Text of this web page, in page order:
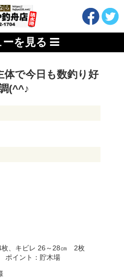
を見る
体で今日も数釣り好
(^^♪
、キビレ 26～28㎝ 2枚
イント：貯木場